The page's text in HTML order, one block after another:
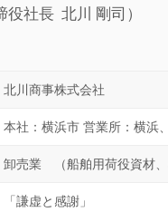
社長 北川 剛司）
北川商事株式会社
本社：横浜市 営業所：横浜
卸売業 （船舶用荷役資材、
「謙虚と感謝」